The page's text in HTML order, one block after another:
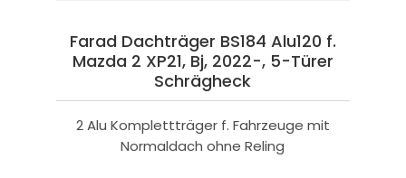
Farad Dachträger BS184 Alu120 f.
Mazda 2 XP21, Bj, 2022-, 5-Türer
Schrägheck
2 Alu Komplettträger f. Fahrzeuge mit
Normaldach ohne Reling